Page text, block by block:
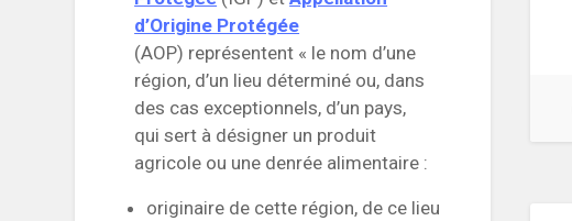
d’Origine Protégée
(AOP) représentent « le nom d’une
région, d’un lieu déterminé ou, dans
des cas exceptionnels, d’un pays,
qui sert à désigner un produit
agricole ou une denrée alimentaire :
originaire de cette région, de ce lieu